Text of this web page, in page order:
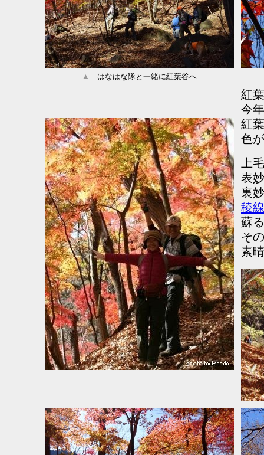
▲ はなはな隊と一緒に紅葉谷へ
紅
今
紅
色
上
表
裏
稜
蘇
そ
素